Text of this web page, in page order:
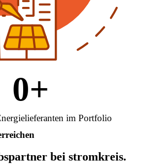
im Portfolio
0+
rreichen
bei stromkreis.